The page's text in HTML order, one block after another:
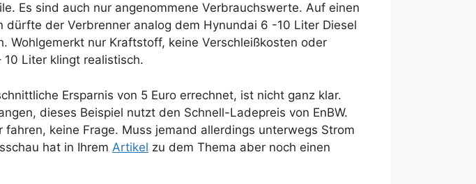
Es sind auch nur angenommene Verbrauchswerte. Auf einen
der Verbrenner analog dem Hynundai 6 -10 Liter Diesel
Wohlgemerkt nur Kraftstoff, keine Verschleißkosten oder
Liter klingt realistisch.
Ersparnis von 5 Euro errechnet, ist nicht ganz klar.
dieses Beispiel nutzt den Schnell-Ladepreis von EnBW.
keine Frage. Muss jemand allerdings unterwegs Strom
hat in Ihrem Artikel zu dem Thema aber noch einen